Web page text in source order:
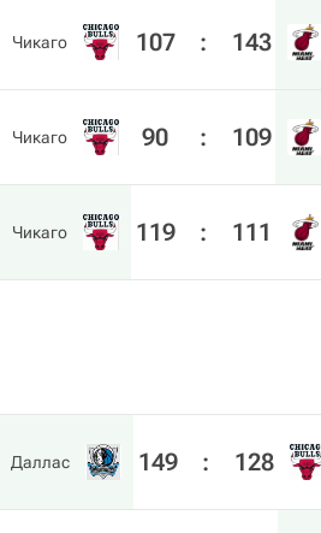
Чикаго 107 : 143
Чикаго 90 : 109
Чикаго 119 : 111
Даллас 149 : 128